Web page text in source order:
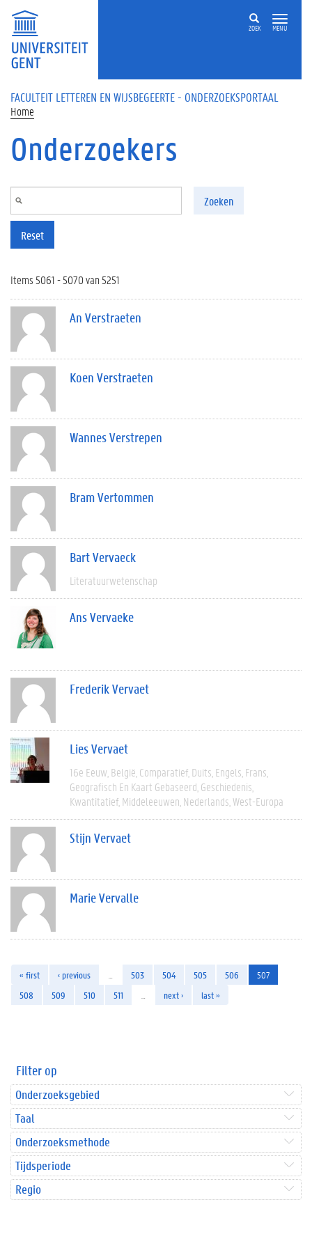
Overslaan en naar de inhoud gaan
ZOEK MENU
FACULTEIT LETTEREN EN WIJSBEGEERTE - ONDERZOEKSPORTAAL
Home
Onderzoekers
Zoeken
Reset
Items 5061 - 5070 van 5251
An Verstraeten
Koen Verstraeten
Wannes Verstrepen
Bram Vertommen
Bart Vervaeck
Literatuurwetenschap
Ans Vervaeke
Frederik Vervaet
Lies Vervaet
16e Eeuw België Comparatief Duits Engels Frans
Geografisch En Kaart Gebaseerd Geschiedenis
Kwantitatief Middeleeuwen Nederlands West-Europa
Stijn Vervaet
Marie Vervalle
« first ‹ previous 503 504 505 506
507
508
509 510 511 next › last »
Filter op
Onderzoeksgebied
Taal
Onderzoeksmethode
Tijdsperiode
Regio